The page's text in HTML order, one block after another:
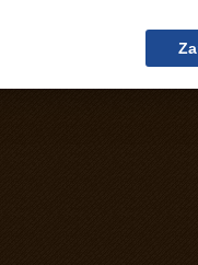
podobne technologie w
do oczekiwań